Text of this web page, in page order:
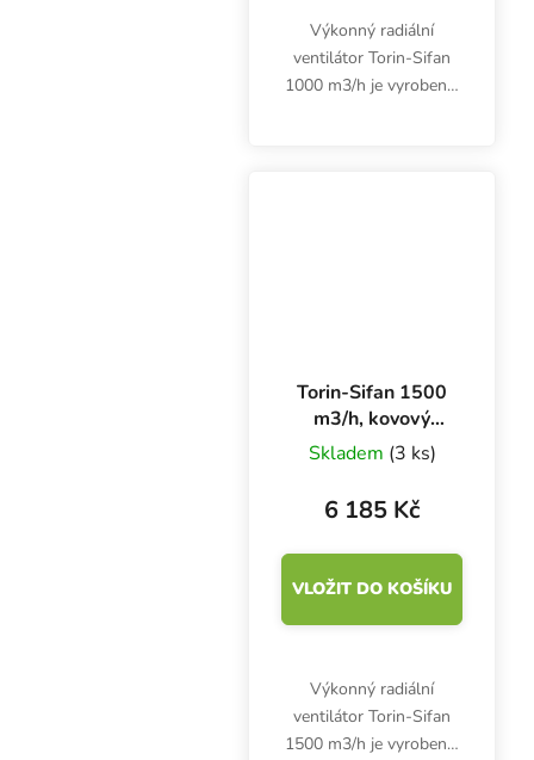
Výkonný radiální
ventilátor Torin-Sifan
1000 m3/h je vyroben z
Torin-Sifan 1500
m3/h, kovový
ventilátor ulita
[DDN 200-180]
Skladem (3 ks)
6 185 Kč
VLOŽIT DO KOŠÍKU
Výkonný radiální
ventilátor Torin-Sifan
1500 m3/h je vyroben z